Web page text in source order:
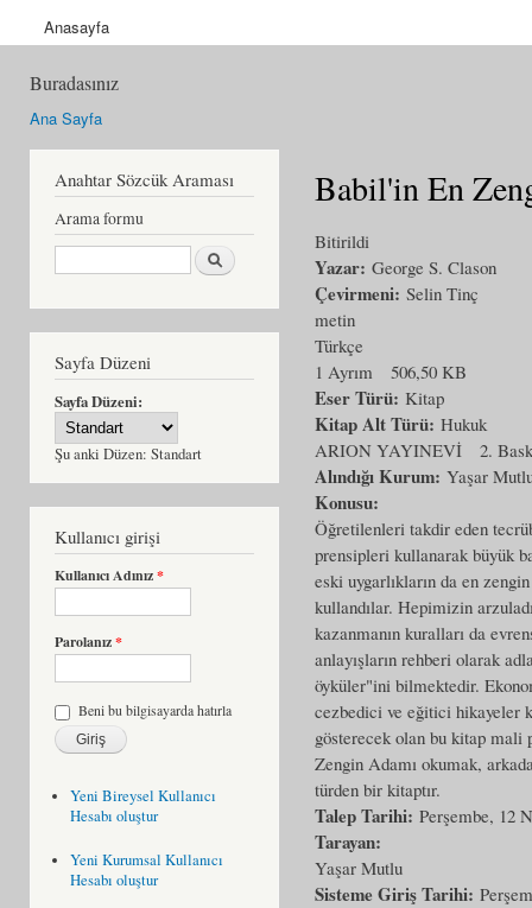
Anasayfa
Buradasınız
Ana Sayfa
Anahtar Sözcük Araması
Arama formu
Ara
Sayfa Düzeni
Sayfa Düzeni:
Şu anki Düzen: Standart
Kullanıcı girişi
Kullanıcı Adınız*
Parolanız*
Beni bu bilgisayarda hatırla
Yeni Bireysel Kullanıcı
Hesabı oluştur
Yeni Kurumsal Kullanıcı
Hesabı oluştur
Babil'in En
Bitirildi
Yazar: George S. Clason
Çevirmeni: Selin Tinç
metin
Türkçe
1 Ayrım
506,50 KB
Eser Türü: Kitap
Kitap Alt Türü: Hukuk
ARION YAYINEVİ
2.
Alındığı Kurum: Yaşar
Konusu:
Öğretilenleri takdir eden
prensipleri kullanarak büyük
eski uygarlıkların da en
kullandılar. Hepimizin
kazanmanın kuralları da
anlayışların rehberi olarak
öyküler"ini bilmektedir.
cezbedici ve eğitici hikayeler
gösterecek olan bu kitap mali
Zengin Adamı okumak,
türden bir kitaptır.
Talep Tarihi: Perşembe, 12
Tarayan:
Yaşar Mutlu
Sisteme Giriş Tarihi: